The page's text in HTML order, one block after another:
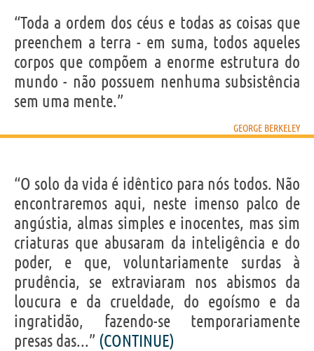
“Toda a ordem dos céus e todas as coisas que
preenchem a terra - em suma, todos aqueles
corpos que compõem a enorme estrutura do
mundo - não possuem nenhuma subsistência
sem uma mente.”
GEORGE BERKELEY
“O solo da vida é idêntico para nós todos. Não
encontraremos aqui, neste imenso palco de
angústia, almas simples e inocentes, mas sim
criaturas que abusaram da inteligência e do
poder, e que, voluntariamente surdas à
prudência, se extraviaram nos abismos da
loucura e da crueldade, do egoísmo e da
ingratidão, fazendo-se temporariamente
presas das...” (CONTINUE)